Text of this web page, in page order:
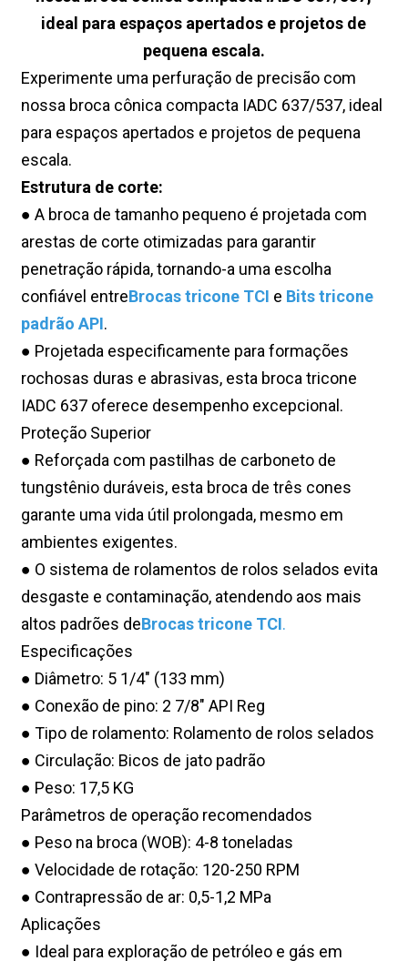
ideal para espaços apertados e projetos de
pequena escala.
Experimente uma perfuração de precisão com
nossa broca cônica compacta IADC 637/537, ideal
para espaços apertados e projetos de pequena
escala.
Estrutura de corte:
● A broca de tamanho pequeno é projetada com
arestas de corte otimizadas para garantir
penetração rápida, tornando-a uma escolha
confiável entreBrocas tricone TCI e Bits tricone
padrão API.
● Projetada especificamente para formações
rochosas duras e abrasivas, esta broca tricone
IADC 637 oferece desempenho excepcional.
Proteção Superior
● Reforçada com pastilhas de carboneto de
tungstênio duráveis, esta broca de três cones
garante uma vida útil prolongada, mesmo em
ambientes exigentes.
● O sistema de rolamentos de rolos selados evita
desgaste e contaminação, atendendo aos mais
altos padrões deBrocas tricone TCI.
Especificações
● Diâmetro: 5 1/4" (133 mm)
● Conexão de pino: 2 7/8" API Reg
● Tipo de rolamento: Rolamento de rolos selados
● Circulação: Bicos de jato padrão
● Peso: 17,5 KG
Parâmetros de operação recomendados
● Peso na broca (WOB): 4-8 toneladas
● Velocidade de rotação: 120-250 RPM
● Contrapressão de ar: 0,5-1,2 MPa
Aplicações
● Ideal para exploração de petróleo e gás em